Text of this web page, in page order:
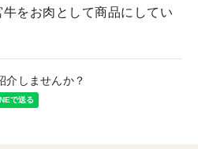
をお肉として商品にしてい
介しませんか？